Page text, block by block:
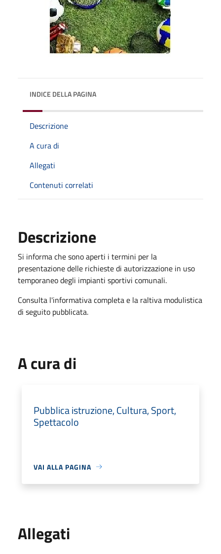
INDICE DELLA PAGINA
Descrizione
A cura di
Allegati
Contenuti correlati
Descrizione
Si informa che sono aperti i termini per la
presentazione delle richieste di autorizzazione in uso
temporaneo degli impianti sportivi comunali.
Consulta l'informativa completa e la raltiva modulistica
di seguito pubblicata.
A cura di
Pubblica istruzione, Cultura, Sport,
Spettacolo
VAI ALLA PAGINA
Allegati